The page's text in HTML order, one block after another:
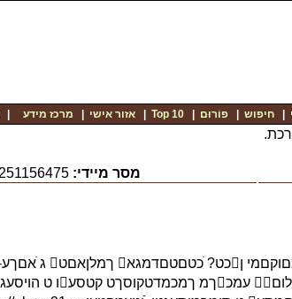
|חיפוש |פוֹרוּם |
Top 10
|אזור אישי מרכז מידע
מסר מיידי: